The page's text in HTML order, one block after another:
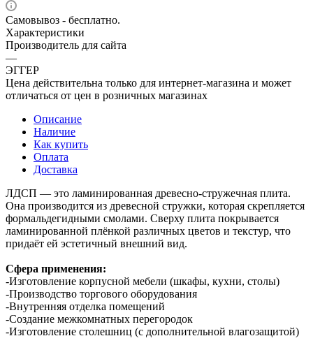
Самовывоз - бесплатно.
Характеристики
Производитель для сайта
—
ЭГГЕР
Цена действительна только для интернет-магазина и может
отличаться от цен в розничных магазинах
Описание
Наличие
Как купить
Оплата
Доставка
ЛДСП — это ламинированная древесно-стружечная плита.
Она производится из древесной стружки, которая скрепляется
формальдегидными смолами. Сверху плита покрывается
ламинированной плёнкой различных цветов и текстур, что
придаёт ей эстетичный внешний вид.
Сфера применения:
-Изготовление корпусной мебели (шкафы, кухни, столы)
-Производство торгового оборудования
-Внутренняя отделка помещений
-Создание межкомнатных перегородок
-Изготовление столешниц (с дополнительной влагозащитой)